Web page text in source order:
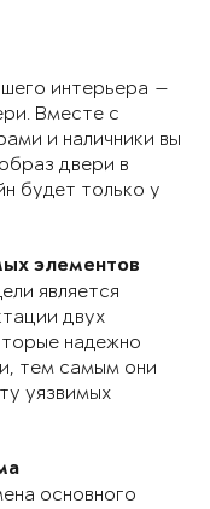
интерьера —
Вместе с
и наличники вы
двери в
будет только у
элементов
является
двух
надежно
тем самым они
уязвимых
основного